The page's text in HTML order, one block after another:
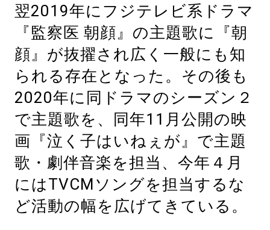
翌2019年にフジテレビ系ドラマ
『監察医 朝顔』の主題歌に『朝
顔』が抜擢され広く一般にも知
られる存在となった。その後も
2020年に同ドラマのシーズン２
で主題歌を、同年11月公開の映
画『泣く子はいねぇが』で主題
歌・劇伴音楽を担当、今年４月
にはTVCMソングを担当するな
ど活動の幅を広げてきている。